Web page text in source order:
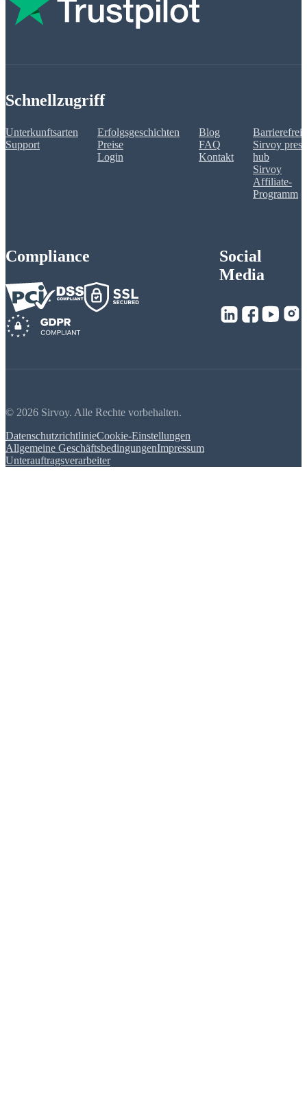
Schnellzugriff
Unterkunftsarten
Support
Erfolgsgeschichten
Preise
Login
Blog
FAQ
Kontakt
Sirvoy press
hub
Sirvoy
Affiliate-
Programm
Compliance
Social
Media
© 2026 Sirvoy. Alle Rechte vorbehalten.
DatenschutzrichtlinieCookie-Einstellungen
Allgemeine GeschäftsbedingungenImpressum
Unterauftragsverarbeiter